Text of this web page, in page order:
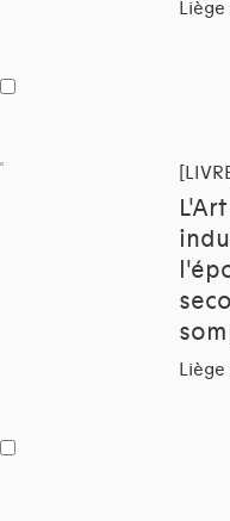
Liège
Liège